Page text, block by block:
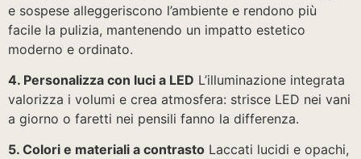
e sospese alleggeriscono l’ambiente e rendono più
facile la pulizia, mantenendo un impatto estetico
moderno e ordinato.
4. Personalizza con luci a LED L’illuminazione integrata
valorizza i volumi e crea atmosfera: strisce LED nei vani
a giorno o faretti nei pensili fanno la differenza.
5. Colori e materiali a contrasto Laccati lucidi e opachi,